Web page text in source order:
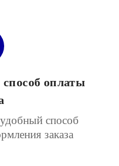
оплаты
способ
заказа